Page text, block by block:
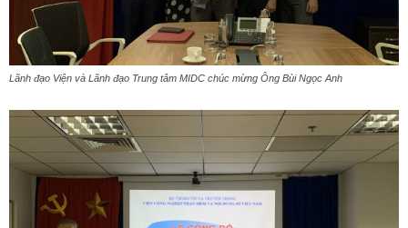
Lãnh đạo Viện và Lãnh đạo Trung tâm MIDC chúc mừng Ông Bùi Ngọc Anh